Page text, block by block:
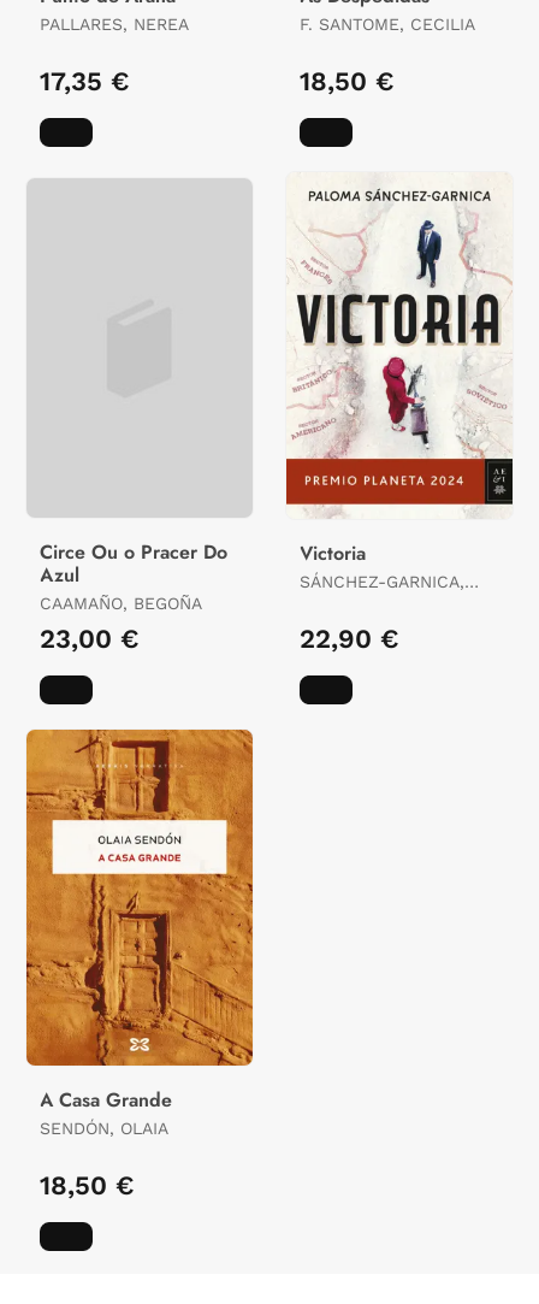
PALLARES, NEREA
17,35 €
F. SANTOME, CECILIA
18,50 €
Circe Ou o Pracer Do
Azul
CAAMAÑO, BEGOÑA
23,00 €
Victoria
SÁNCHEZ-GARNICA,
22,90 €
A Casa Grande
SENDÓN, OLAIA
18,50 €